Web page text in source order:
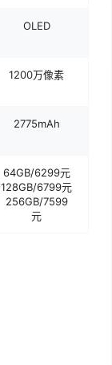
OLED
1200万像素
2775mAh
64GB/6299元
128GB/6799元
256GB/7599
元